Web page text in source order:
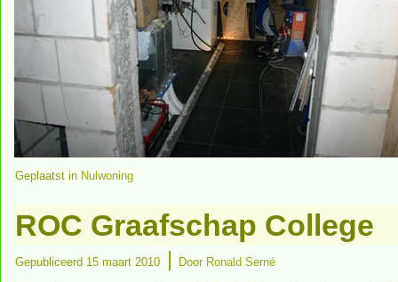
Geplaatst in Nulwoning
ROC Graafschap College
Gepubliceerd 15 maart 2010 | Door Ronald Serné